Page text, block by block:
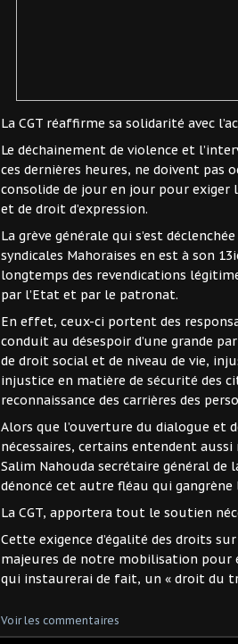
La CGT réaffirme sa solidarité avec
Le déchainement de violence et
ces dernières heures, ne doivent pas
consolide de jour en jour pour exiger
et de droit d’expression.
La grève générale qui s’est
syndicales Mahoraises en est à son
longtemps des revendications
par l’Etat et par le patronat.
En effet, ceux-ci portent des
conduit au désespoir d’une grande
de droit social et de niveau de vie,
injustice en matière de sécurité des
reconnaissance des carrières des
Alors que l’ouverture du dialogue et
nécessaires, certains entendent
Salim Nahouda secrétaire général
dénoncé cet autre fléau qui
La CGT, apportera tout le soutien
Cette exigence d’égalité des droits
majeures de notre mobilisation
qui instaurerai de fait, un « droit du
Voir les commentaires